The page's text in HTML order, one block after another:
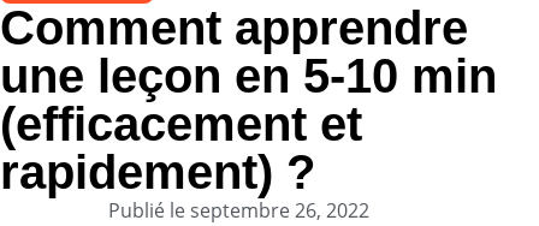
Comment apprendre
une leçon en 5-10 min
(efficacement et
rapidement) ?
Publié le septembre 26, 2022